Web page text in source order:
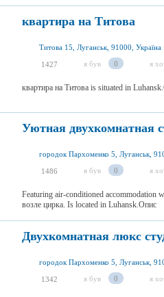
квартира на Титова
Титова 15, Луганськ, 91000, Україна
1427 я був 0 я
квартира на Титова is situated in
Уютная двухкомнатная
городок Пархоменко 5, Луганськ,
1486 я був 0 я
Featuring air-conditioned accommodation
возле цирка. Is located in Luhansk.Опис
Двухкомнатная люкс
городок Пархоменко 5, Луганськ,
1342 я був 0 я